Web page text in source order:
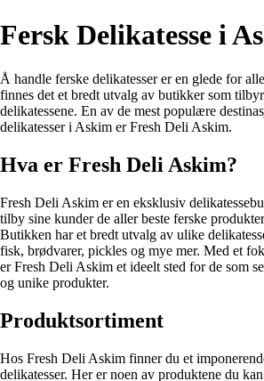
Fersk Delikatesse i
Å handle ferske delikatesser er en glede for
finnes det et bredt utvalg av butikker som
delikatessene. En av de mest populære
delikatesser i Askim er Fresh Deli Askim.
Hva er Fresh Deli Askim?
Fresh Deli Askim er en eksklusiv
tilby sine kunder de aller beste ferske
Butikken har et bredt utvalg av ulike
fisk, brødvarer, pickles og mye mer. Med et
er Fresh Deli Askim et ideelt sted for de som
og unike produkter.
Produktsortiment
Hos Fresh Deli Askim finner du et
delikatesser. Her er noen av produktene du